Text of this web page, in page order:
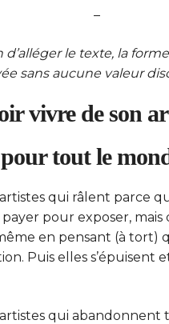
–
d’alléger le texte, la
sans aucune valeur
vivre de son
pour tout le
artistes qui râlent parce
pour exposer, mais
en pensant (à tort)
Puis elles s’épuisent
artistes qui abandonnent